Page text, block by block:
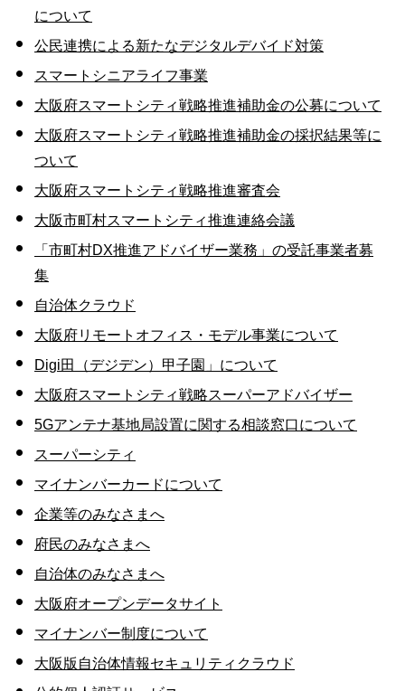
について
公民連携による新たなデジタルデバイド対策
スマートシニアライフ事業
大阪府スマートシティ戦略推進補助金の公募について
大阪府スマートシティ戦略推進補助金の採択結果等に
ついて
大阪府スマートシティ戦略推進審査会
大阪市町村スマートシティ推進連絡会議
「市町村DX推進アドバイザー業務」の受託事業者募
集
自治体クラウド
大阪府リモートオフィス・モデル事業について
Digi田（デジデン）甲子園」について
大阪府スマートシティ戦略スーパーアドバイザー
5Gアンテナ基地局設置に関する相談窓口について
スーパーシティ
マイナンバーカードについて
企業等のみなさまへ
府民のみなさまへ
自治体のみなさまへ
大阪府オープンデータサイト
マイナンバー制度について
大阪版自治体情報セキュリティクラウド